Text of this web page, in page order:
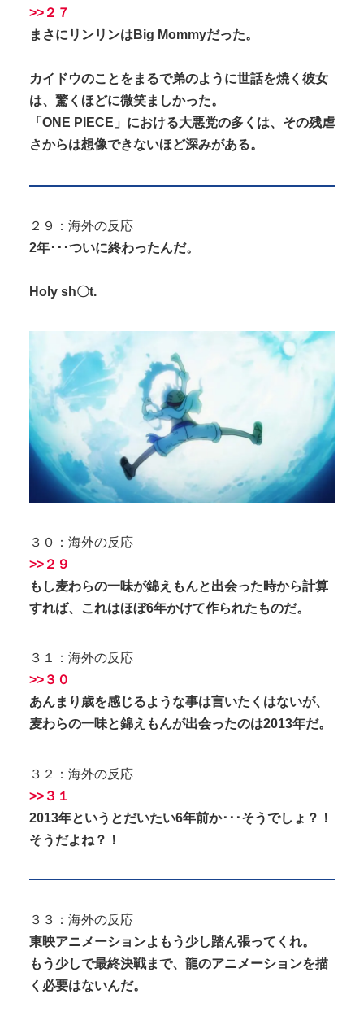
>>２７
まさにリンリンはBig Mommyだった。
カイドウのことをまるで弟のように世話を焼く彼女
は、驚くほどに微笑ましかった。
「ONE PIECE」における大悪党の多くは、その残虐
さからは想像できないほど深みがある。
２９：海外の反応
2年･･･ついに終わったんだ。
Holy sh〇t.
３０：海外の反応
>>２９
もし麦わらの一味が錦えもんと出会った時から計算
すれば、これはほぼ6年かけて作られたものだ。
３１：海外の反応
>>３０
あんまり歳を感じるような事は言いたくはないが、
麦わらの一味と錦えもんが出会ったのは2013年だ。
３２：海外の反応
>>３１
2013年というとだいたい6年前か･･･そうでしょ？！
そうだよね？！
３３：海外の反応
東映アニメーションよもう少し踏ん張ってくれ。
もう少しで最終決戦まで、龍のアニメーションを描
く必要はないんだ。